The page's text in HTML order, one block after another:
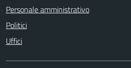
Personale amministrativo
Politici
Uffici